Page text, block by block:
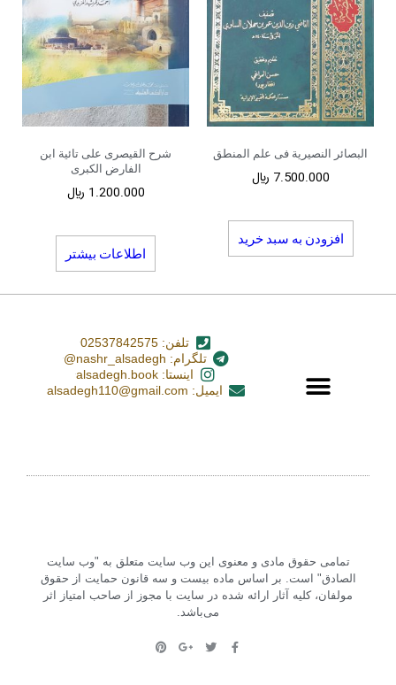
البصائر النصیریة فی علم المنطق
7.500.000 ﷼
افزودن به سبد خرید
شرح القیصری علی تائیة ابن
الفارض الکبری
1.200.000 ﷼
اطلاعات بیشتر
تلفن: 02537842575
تلگرام: nashr_alsadegh@
اینستا: alsadegh.book
ایمیل: alsadegh110@gmail.com
تمامی حقوق مادی و معنوی این وب سایت متعلق به "وب سایت
الصادق" است. بر اساس ماده بیست و سه قانون حمایت از حقوق
مولفان، کلیه آثار ارائه شده در سایت با مجوز از صاحب امتیاز اثر
می‌باشد.‏